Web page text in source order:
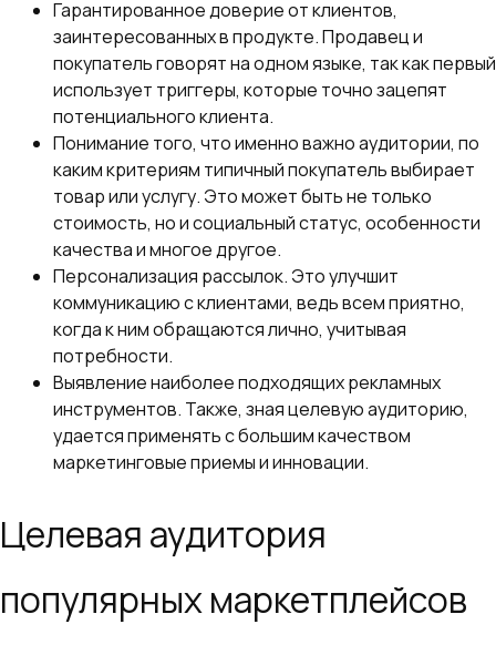
Гарантированное доверие от клиентов,
заинтересованных в продукте. Продавец и
покупатель говорят на одном языке, так как первый
использует триггеры, которые точно зацепят
потенциального клиента.
Понимание того, что именно важно аудитории, по
каким критериям типичный покупатель выбирает
товар или услугу. Это может быть не только
стоимость, но и социальный статус, особенности
качества и многое другое.
Персонализация рассылок. Это улучшит
коммуникацию с клиентами, ведь всем приятно,
когда к ним обращаются лично, учитывая
потребности.
Выявление наиболее подходящих рекламных
инструментов. Также, зная целевую аудиторию,
удается применять с большим качеством
маркетинговые приемы и инновации.
Целевая аудитория
популярных маркетплейсов